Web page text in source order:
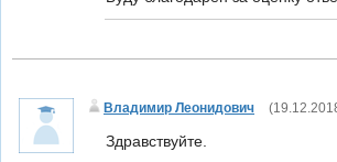
Владимир Леонидович (
Здравствуйте.